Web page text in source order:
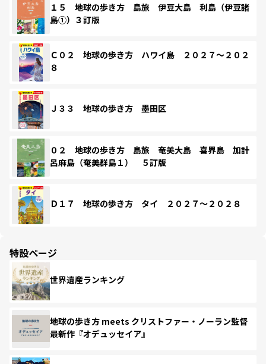
１５ 地球の歩き方 島旅 伊豆大島 利島（伊豆諸
島①）３訂版
Ｃ０２ 地球の歩き方 ハワイ島 ２０２７～２０２
８
Ｊ３３ 地球の歩き方 墨田区
０２ 地球の歩き方 島旅 奄美大島 喜界島 加計
呂麻島（奄美群島１） ５訂版
Ｄ１７ 地球の歩き方 タイ ２０２７～２０２８
特設ページ
世界遺産ランキング
地球の歩き方 meets クリストファー・ノーラン監督
最新作『オデュッセイア』